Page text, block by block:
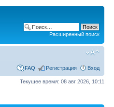
Расширенный поиск
FAQ Регистрация Вход
Текущее время: 08 авг 2026, 10:11